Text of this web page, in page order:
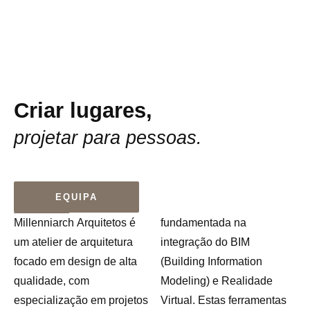
Criar lugares,
projetar para pessoas.
EQUIPA
Millenniarch Arquitetos é
um atelier de arquitetura
focado em design de alta
qualidade, com
especialização em projetos
fundamentada na
integração do BIM
(Building Information
Modeling) e Realidade
Virtual. Estas ferramentas